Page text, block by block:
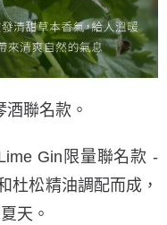
聯名款。
Gin限量聯名款 -
杜松精油調配而成，
天。